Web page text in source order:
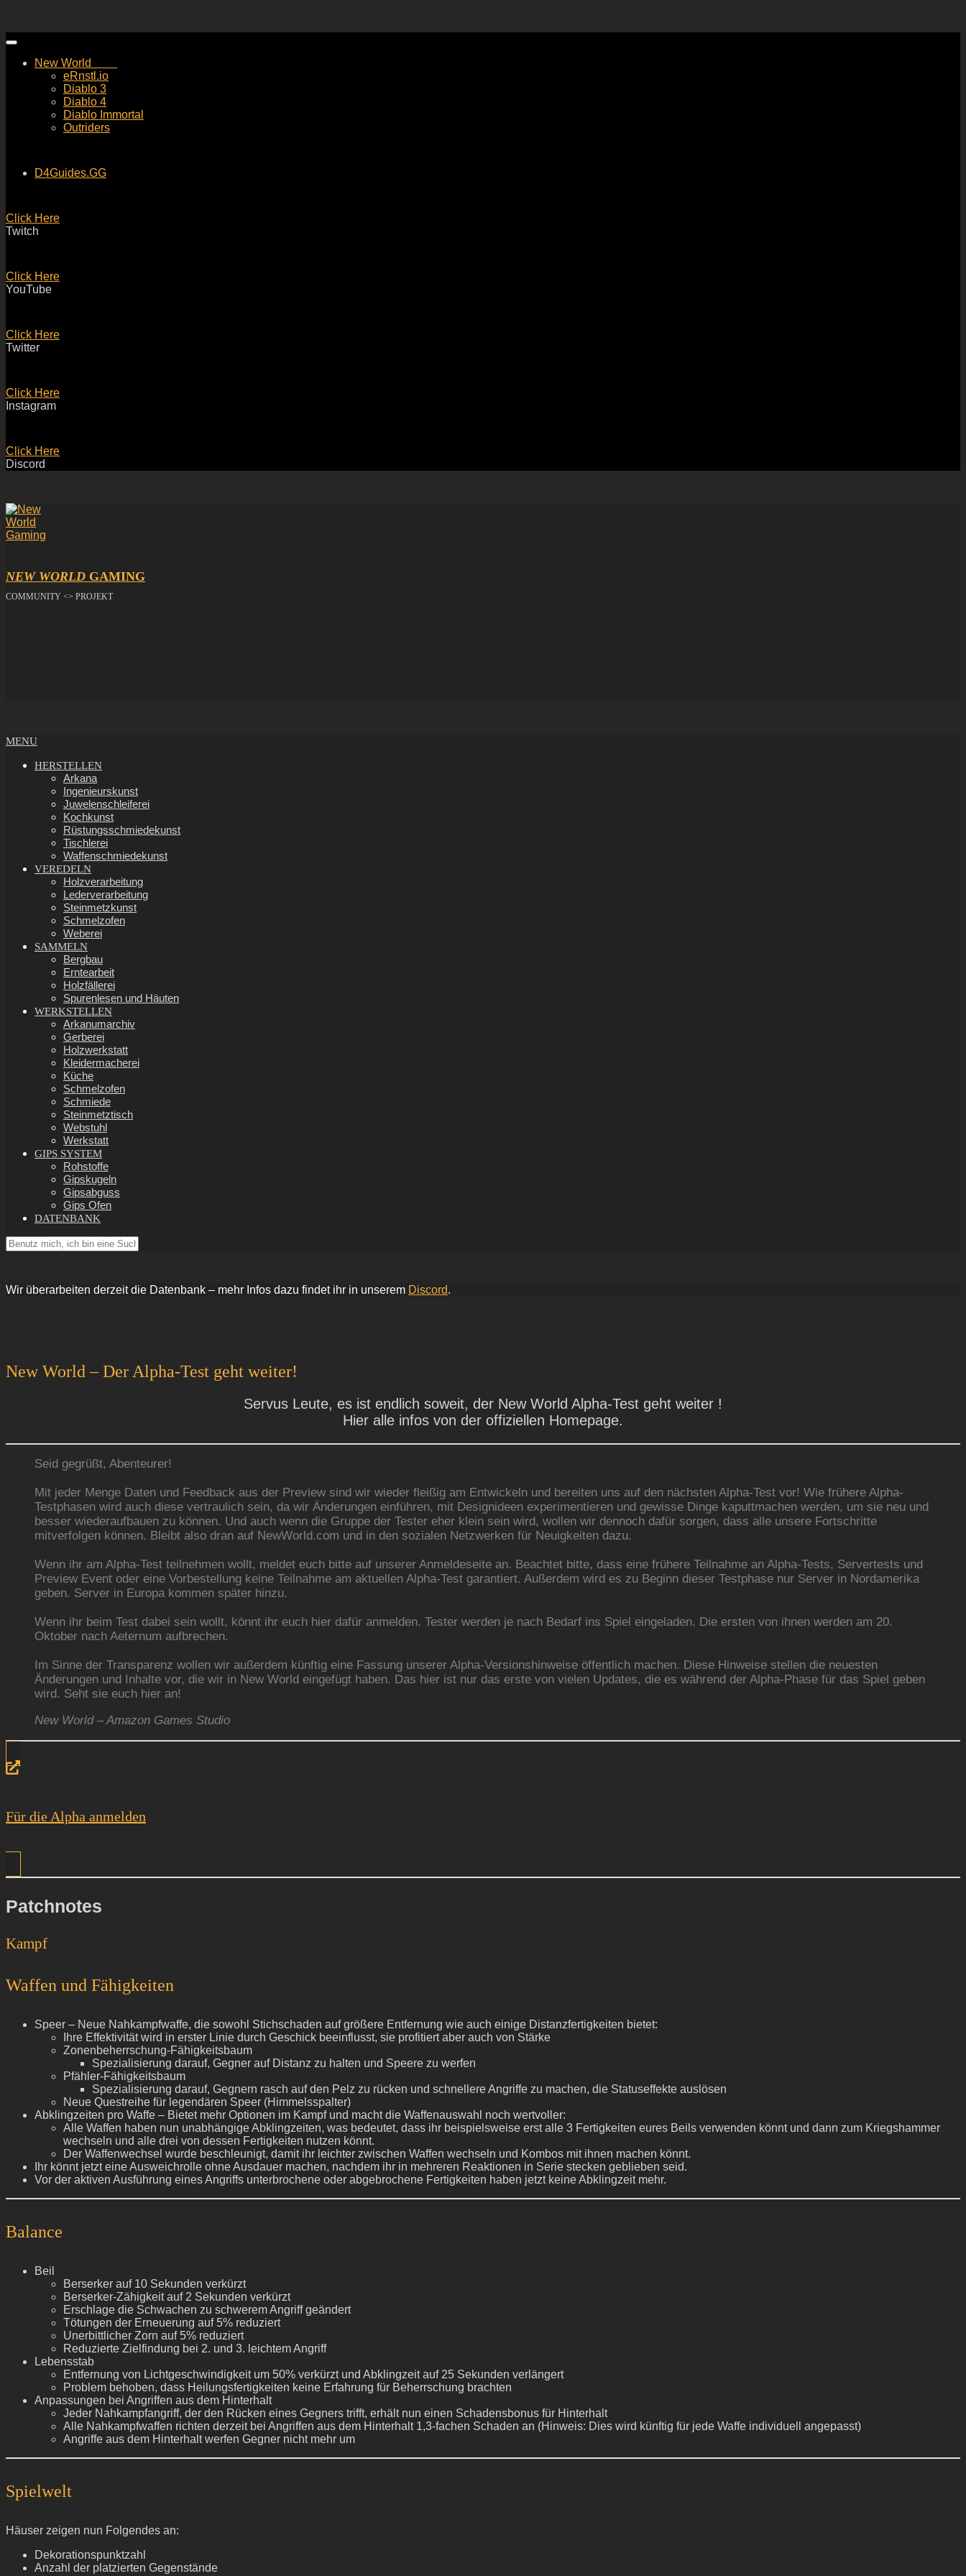
Skip
contentNew World
eRnstl.io
Diablo 3
Diablo 4
Diablo Immortal
Outriders
D4Guides.GG
Click Here
Twitch
Click Here
YouTube
Click Here
Twitter
Click Here
Instagram
Click Here
Discord
NEW WORLD GAMING
COMMUNITY <> PROJEKT
Secondary
Menu
MENU
HERSTELLEN
Arkana
Ingenieurskunst
Juwelenschleiferei
Kochkunst
Rüstungsschmiedekunst
Tischlerei
Waffenschmiedekunst
VEREDELN
Holzverarbeitung
Lederverarbeitung
Steinmetzkunst
Schmelzofen
Weberei
SAMMELN
Bergbau
Erntearbeit
Holzfällerei
Spurenlesen und Häuten
WERKSTELLEN
Arkanumarchiv
Gerberei
Holzwerkstatt
Kleidermacherei
Küche
Schmelzofen
Schmiede
Steinmetztisch
Webstuhl
Werkstatt
GIPS SYSTEM
Rohstoffe
Gipskugeln
Gipsabguss
Gips Ofen
DATENBANK
Wir überarbeiten derzeit die Datenbank – mehr Infos dazu findet ihr in unserem Discord.
New World – Der Alpha-Test geht weiter!
Servus Leute, es ist endlich soweit, der New World Alpha-Test geht weiter !
Hier alle infos von der offiziellen Homepage.
Seid gegrüßt, Abenteurer!
Mit jeder Menge Daten und Feedback aus der Preview sind wir wieder fleißig am Entwickeln und bereiten uns auf den nächsten Alpha-Test vor! Wie frühere Alpha-
Testphasen wird auch diese vertraulich sein, da wir Änderungen einführen, mit Designideen experimentieren und gewisse Dinge kaputtmachen werden, um sie neu und
besser wiederaufbauen zu können. Und auch wenn die Gruppe der Tester eher klein sein wird, wollen wir dennoch dafür sorgen, dass alle unsere Fortschritte
mitverfolgen können. Bleibt also dran auf NewWorld.com und in den sozialen Netzwerken für Neuigkeiten dazu.
Wenn ihr am Alpha-Test teilnehmen wollt, meldet euch bitte auf unserer Anmeldeseite an. Beachtet bitte, dass eine frühere Teilnahme an Alpha-Tests, Servertests und
Preview Event oder eine Vorbestellung keine Teilnahme am aktuellen Alpha-Test garantiert. Außerdem wird es zu Beginn dieser Testphase nur Server in Nordamerika
geben. Server in Europa kommen später hinzu.
Wenn ihr beim Test dabei sein wollt, könnt ihr euch hier dafür anmelden. Tester werden je nach Bedarf ins Spiel eingeladen. Die ersten von ihnen werden am 20.
Oktober nach Aeternum aufbrechen.
Im Sinne der Transparenz wollen wir außerdem künftig eine Fassung unserer Alpha-Versionshinweise öffentlich machen. Diese Hinweise stellen die neuesten
Änderungen und Inhalte vor, die wir in New World eingefügt haben. Das hier ist nur das erste von vielen Updates, die es während der Alpha-Phase für das Spiel geben
wird. Seht sie euch hier an!
New World – Amazon Games Studio
Für die Alpha anmelden
Patchnotes
Kampf
Waffen und Fähigkeiten
Speer – Neue Nahkampfwaffe, die sowohl Stichschaden auf größere Entfernung wie auch einige Distanzfertigkeiten bietet:
Ihre Effektivität wird in erster Linie durch Geschick beeinflusst, sie profitiert aber auch von Stärke
Zonenbeherrschung-Fähigkeitsbaum
Spezialisierung darauf, Gegner auf Distanz zu halten und Speere zu werfen
Pfähler-Fähigkeitsbaum
Spezialisierung darauf, Gegnern rasch auf den Pelz zu rücken und schnellere Angriffe zu machen, die Statuseffekte auslösen
Neue Questreihe für legendären Speer (Himmelsspalter)
Abklingzeiten pro Waffe – Bietet mehr Optionen im Kampf und macht die Waffenauswahl noch wertvoller:
Alle Waffen haben nun unabhängige Abklingzeiten, was bedeutet, dass ihr beispielsweise erst alle 3 Fertigkeiten eures Beils verwenden könnt und dann zum Kriegshammer
wechseln und alle drei von dessen Fertigkeiten nutzen könnt.
Der Waffenwechsel wurde beschleunigt, damit ihr leichter zwischen Waffen wechseln und Kombos mit ihnen machen könnt.
Ihr könnt jetzt eine Ausweichrolle ohne Ausdauer machen, nachdem ihr in mehreren Reaktionen in Serie stecken geblieben seid.
Vor der aktiven Ausführung eines Angriffs unterbrochene oder abgebrochene Fertigkeiten haben jetzt keine Abklingzeit mehr.
Balance
Beil
Berserker auf 10 Sekunden verkürzt
Berserker-Zähigkeit auf 2 Sekunden verkürzt
Erschlage die Schwachen zu schwerem Angriff geändert
Tötungen der Erneuerung auf 5% reduziert
Unerbittlicher Zorn auf 5% reduziert
Reduzierte Zielfindung bei 2. und 3. leichtem Angriff
Lebensstab
Entfernung von Lichtgeschwindigkeit um 50% verkürzt und Abklingzeit auf 25 Sekunden verlängert
Problem behoben, dass Heilungsfertigkeiten keine Erfahrung für Beherrschung brachten
Anpassungen bei Angriffen aus dem Hinterhalt
Jeder Nahkampfangriff, der den Rücken eines Gegners trifft, erhält nun einen Schadensbonus für Hinterhalt
Alle Nahkampfwaffen richten derzeit bei Angriffen aus dem Hinterhalt 1,3-fachen Schaden an (Hinweis: Dies wird künftig für jede Waffe individuell angepasst)
Angriffe aus dem Hinterhalt werfen Gegner nicht mehr um
Spielwelt
Häuser zeigen nun Folgendes an:
Dekorationspunktzahl
Anzahl der platzierten Gegenstände